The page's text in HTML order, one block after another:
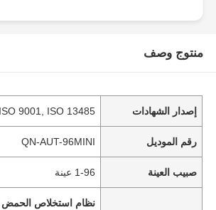
منتوج وصف
إصدار الشهادات ISO 9001, ISO 13485
رقم الموديل QN-AUT-96MINI
صبيب العينة 1-96 عينة
نظام استخلاص الحمض